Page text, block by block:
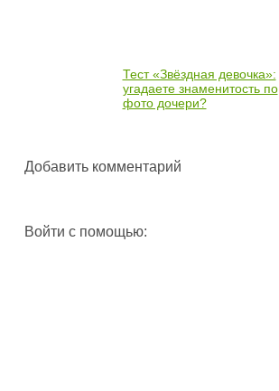
Тест «Звёздная девочка»:
угадаете знаменитость по
фото дочери?
Добавить комментарий
Войти с помощью: